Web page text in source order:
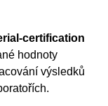
certification
hodnoty
výsledků